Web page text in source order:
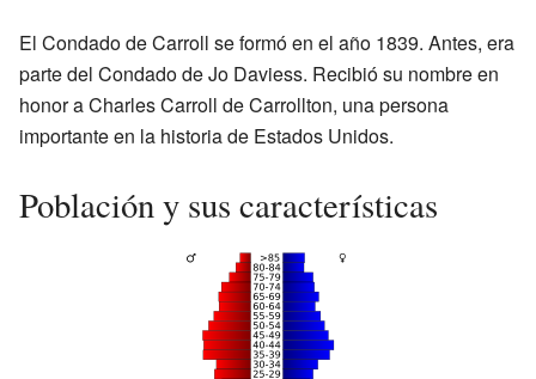
El Condado de Carroll se formó en el año 1839. Antes, era
parte del Condado de Jo Daviess. Recibió su nombre en
honor a Charles Carroll de Carrollton, una persona
importante en la historia de Estados Unidos.
Población y sus características